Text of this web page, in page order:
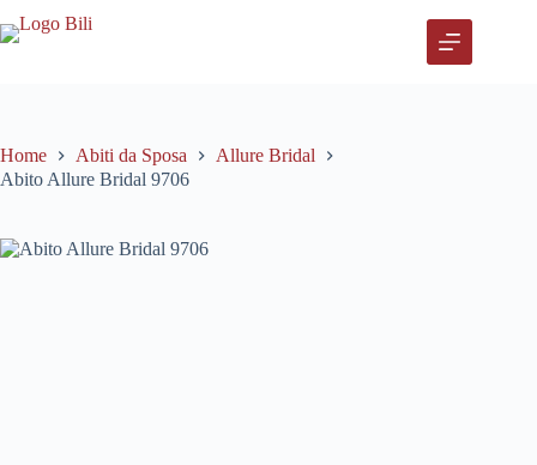
al
Home Abiti da Sposa
Allure Bridal
Abito Allure Bridal 9706